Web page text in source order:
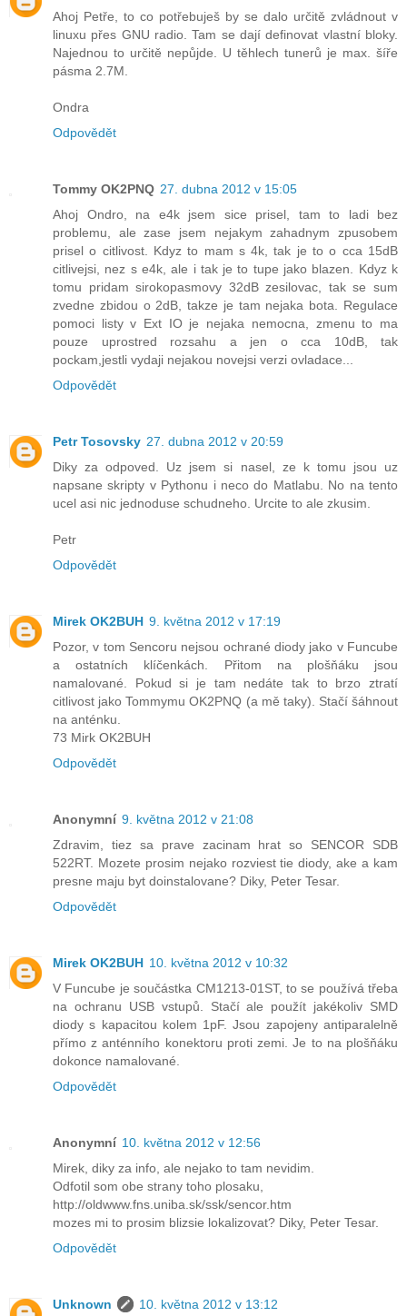
Ahoj Petře, to co potřebuješ by se dalo určitě zvládnout v
linuxu přes GNU radio. Tam se dají definovat vlastní bloky.
Najednou to určitě nepůjde. U těhlech tunerů je max. šíře
pásma 2.7M.
Ondra
Odpovědět
Tommy OK2PNQ 27. dubna 2012 v 15:05
Ahoj Ondro, na e4k jsem sice prisel, tam to ladi bez
problemu, ale zase jsem nejakym zahadnym zpusobem
prisel o citlivost. Kdyz to mam s 4k, tak je to o cca 15dB
citlivejsi, nez s e4k, ale i tak je to tupe jako blazen. Kdyz k
tomu pridam sirokopasmovy 32dB zesilovac, tak se sum
zvedne zbidou o 2dB, takze je tam nejaka bota. Regulace
pomoci listy v Ext IO je nejaka nemocna, zmenu to ma
pouze uprostred rozsahu a jen o cca 10dB, tak
pockam,jestli vydaji nejakou novejsi verzi ovladace...
Odpovědět
Petr Tosovsky 27. dubna 2012 v 20:59
Diky za odpoved. Uz jsem si nasel, ze k tomu jsou uz
napsane skripty v Pythonu i neco do Matlabu. No na tento
ucel asi nic jednoduse schudneho. Urcite to ale zkusim.
Petr
Odpovědět
Mirek OK2BUH 9. května 2012 v 17:19
Pozor, v tom Sencoru nejsou ochrané diody jako v Funcube
a ostatních klíčenkách. Přitom na plošňáku jsou
namalované. Pokud si je tam nedáte tak to brzo ztratí
citlivost jako Tommymu OK2PNQ (a mě taky). Stačí šáhnout
na anténku.
73 Mirk OK2BUH
Odpovědět
Anonymní 9. května 2012 v 21:08
Zdravim, tiez sa prave zacinam hrat so SENCOR SDB
522RT. Mozete prosim nejako rozviest tie diody, ake a kam
presne maju byt doinstalovane? Diky, Peter Tesar.
Odpovědět
Mirek OK2BUH 10. května 2012 v 10:32
V Funcube je součástka CM1213-01ST, to se používá třeba
na ochranu USB vstupů. Stačí ale použít jakékoliv SMD
diody s kapacitou kolem 1pF. Jsou zapojeny antiparalelně
přímo z anténního konektoru proti zemi. Je to na plošňáku
dokonce namalované.
Odpovědět
Anonymní 10. května 2012 v 12:56
Mirek, diky za info, ale nejako to tam nevidim.
Odfotil som obe strany toho plosaku,
http://oldwww.fns.uniba.sk/ssk/sencor.htm
mozes mi to prosim blizsie lokalizovat? Diky, Peter Tesar.
Odpovědět
Unknown 10. května 2012 v 13:12